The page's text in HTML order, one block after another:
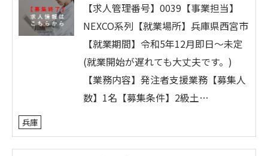
【求人管理番号】0039【事業担当】
NEXCO系列【就業場所】兵庫県西宮市
【就業期間】令和5年12月即日～未定
(就業開始が遅れても大丈夫です。)
【業務内容】発注者支援業務【募集人
数】1名【募集条件】2級土…
兵庫